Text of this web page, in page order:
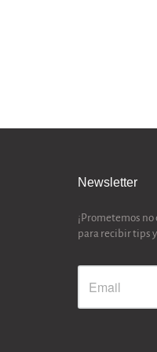
Newsletter
¡Prometemos
para recibir tips